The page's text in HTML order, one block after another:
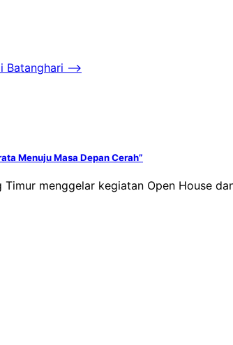
Batanghari ⟶
Menuju Masa Depan Cerah”
menggelar kegiatan Open House